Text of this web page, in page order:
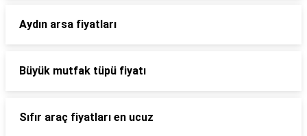
Aydın arsa fiyatları
Büyük mutfak tüpü fiyatı
Sıfır araç fiyatları en ucuz